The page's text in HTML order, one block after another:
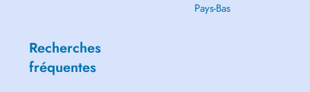
Pays-Bas
Recherches
fréquentes